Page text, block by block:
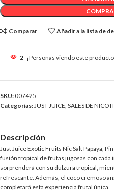
Comparar Añadir a la lista de
2 ¡Personas viendo este
SKU: 007425
Categorías:JUST JUICE, SALES DE
Descripción
Just Juice Exotic Fruits Nic Salt Papaya,
fusión tropical de frutas jugosas con cada
sorprenderá con su dulzura tropical,
refrescante. Además, el coco cremoso
completará esta experiencia frutal única.